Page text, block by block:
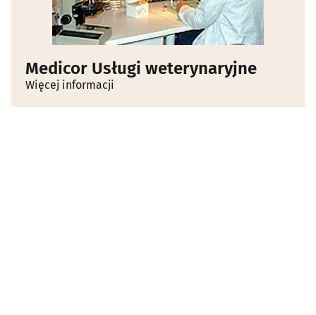
Medicor Usługi weterynaryjne
Więcej informacji